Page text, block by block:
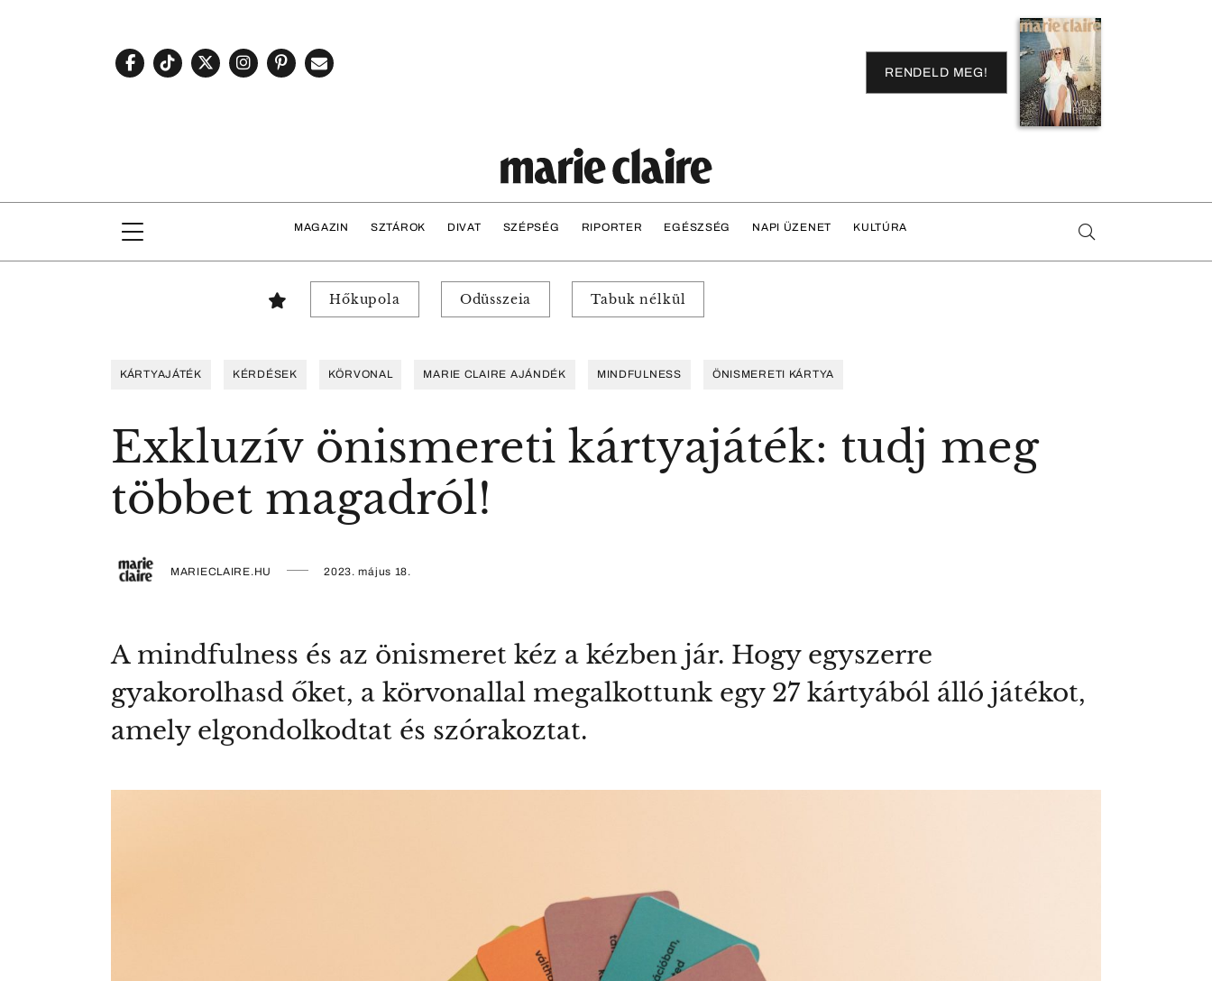
RENDELD MEG!
MAGAZIN SZTÁROK DIVAT SZÉPSÉG RIPORTER EGÉSZSÉG NAPI ÜZENET KULTÚRA
Hőkupola Odüsszeia Tabuk nélkül
KÁRTYAJÁTÉK KÉRDÉSEK KÖRVONAL MARIE CLAIRE AJÁNDÉK MINDFULNESS ÖNISMERETI KÁRTYA
Exkluzív önismereti kártyajáték: tudj meg
többet magadról!
MARIECLAIRE.HU 2023. május 18.
A mindfulness és az önismeret kéz a kézben jár. Hogy egyszerre
gyakorolhasd őket, a körvonallal megalkottunk egy 27 kártyából álló játékot,
amely elgondolkodtat és szórakoztat.